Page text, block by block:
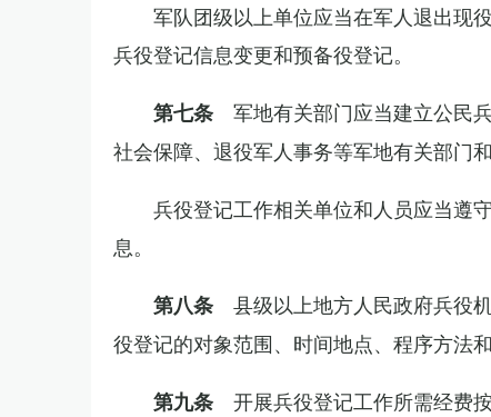
军队团级以上单位应当在军人退出现
兵役登记信息变更和预备役登记。
第七条 军地有关部门应当建立公民
社会保障、退役军人事务等军地有关部门
兵役登记工作相关单位和人员应当遵
息。
第八条 县级以上地方人民政府兵役
役登记的对象范围、时间地点、程序方法和
第九条 开展兵役登记工作所需经费